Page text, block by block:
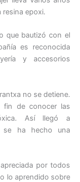
resina epoxi.
que bautizó con el
es reconocida
y accesorios
no se detiene.
fin de conocer las
Así llegó a
se ha hecho una
por todos
lo aprendido sobre